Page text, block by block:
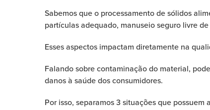
Sabemos que o processamento de sólidos
partículas adequado, manuseio seguro livre
Esses aspectos impactam diretamente na
Falando sobre contaminação do material,
danos à saúde dos consumidores.
Por isso, separamos 3 situações que